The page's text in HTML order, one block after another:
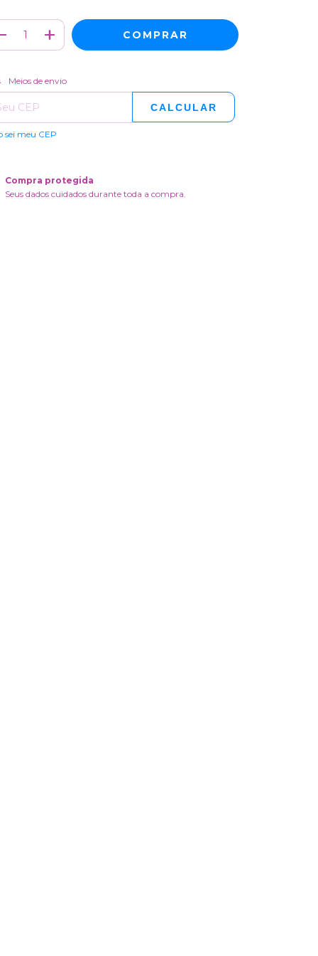
para o CEP:
Meios de envio
CALCULAR
sei meu CEP
Compra protegida
Seus dados cuidados durante toda a compra.